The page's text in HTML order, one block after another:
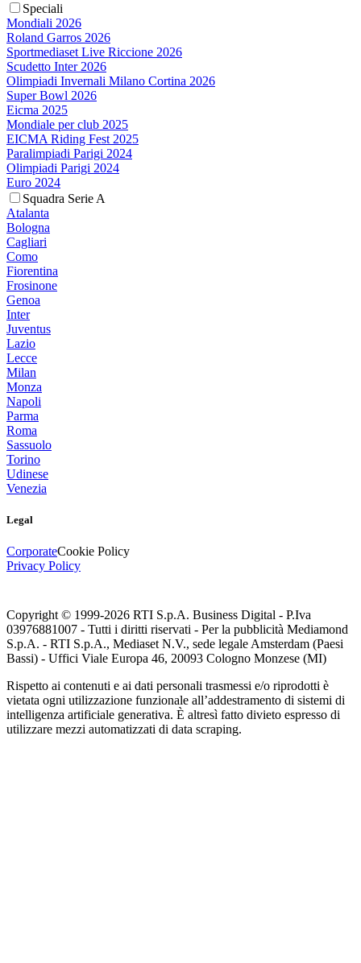
Speciali
Mondiali 2026
Roland Garros 2026
Sportmediaset Live Riccione 2026
Scudetto Inter 2026
Olimpiadi Invernali Milano Cortina 2026
Super Bowl 2026
Eicma 2025
Mondiale per club 2025
EICMA Riding Fest 2025
Paralimpiadi Parigi 2024
Olimpiadi Parigi 2024
Euro 2024
Squadra Serie A
Atalanta
Bologna
Cagliari
Como
Fiorentina
Frosinone
Genoa
Inter
Juventus
Lazio
Lecce
Milan
Monza
Napoli
Parma
Roma
Sassuolo
Torino
Udinese
Venezia
Legal
CorporateCookie Policy
Privacy Policy
Copyright © 1999-2026 RTI S.p.A. Business Digital - P.Iva
03976881007 - Tutti i diritti riservati - Per la pubblicità Mediamond
S.p.A. - RTI S.p.A., Mediaset N.V., sede legale Amsterdam (Paesi
Bassi) - Uffici Viale Europa 46, 20093 Cologno Monzese (MI)
Rispetto ai contenuti e ai dati personali trasmessi e/o riprodotti è
vietata ogni utilizzazione funzionale all’addestramento di sistemi di
intelligenza artificiale generativa. È altresì fatto divieto espresso di
utilizzare mezzi automatizzati di data scraping.